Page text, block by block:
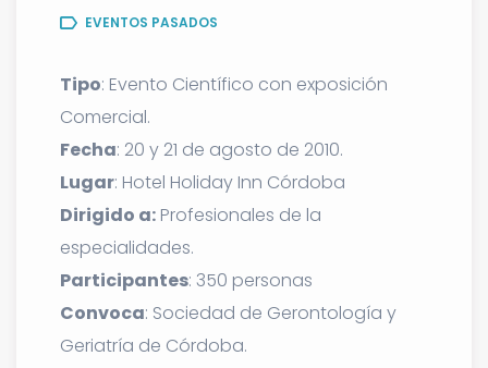
EVENTOS PASADOS
Tipo: Evento Científico con exposición
Comercial.
Fecha: 20 y 21 de agosto de 2010.
Lugar: Hotel Holiday Inn Córdoba
Dirigido a: Profesionales de la
especialidades.
Participantes: 350 personas
Convoca: Sociedad de Gerontología y
Geriatría de Córdoba.